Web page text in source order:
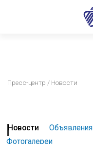
Пресс-центр / Новости
Новости Объявления
Фотогалереи